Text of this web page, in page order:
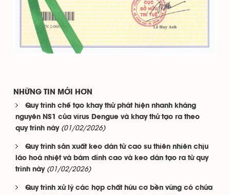
NHỮNG TIN MỚI HƠN
Quy trình chế tạo khay thử phát hiện nhanh kháng
nguyên NS1 của virus Dengue và khay thử tạo ra theo
quy trình này (01/02/2026)
Quy trình sản xuất keo dán từ cao su thiên nhiên chịu
lão hoá nhiệt và bám dính cao và keo dán tạo ra từ quy
trình này (01/02/2026)
Quy trình xử lý các hợp chất hữu cơ bền vững có chứa